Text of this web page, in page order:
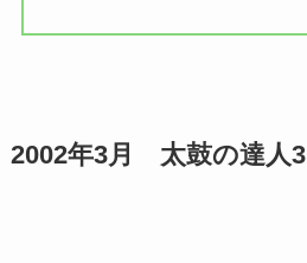
2002年3月 太鼓の達人3